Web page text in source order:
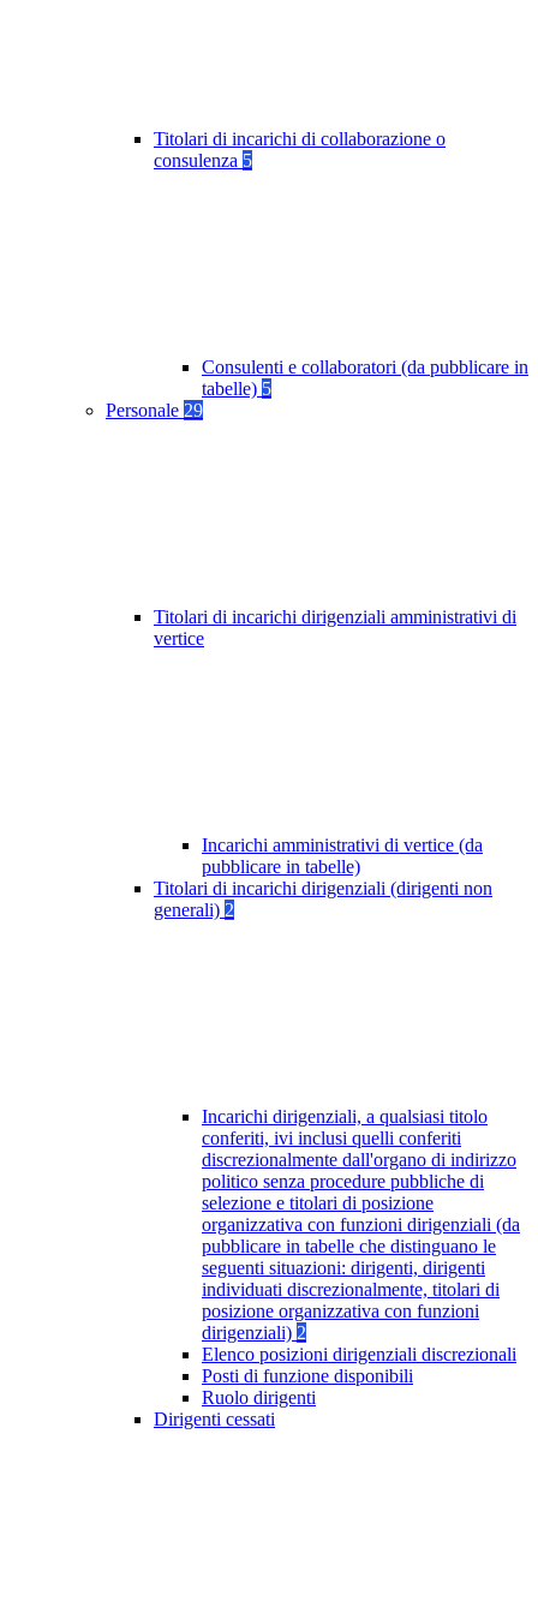
Titolari di incarichi di collaborazione o
consulenza 5
Consulenti e collaboratori (da pubblicare in
tabelle) 5
Personale 29
Titolari di incarichi dirigenziali amministrativi di
vertice
Incarichi amministrativi di vertice (da
pubblicare in tabelle)
Titolari di incarichi dirigenziali (dirigenti non
generali) 2
Incarichi dirigenziali, a qualsiasi titolo
conferiti, ivi inclusi quelli conferiti
discrezionalmente dall'organo di indirizzo
politico senza procedure pubbliche di
selezione e titolari di posizione
organizzativa con funzioni dirigenziali (da
pubblicare in tabelle che distinguano le
seguenti situazioni: dirigenti, dirigenti
individuati discrezionalmente, titolari di
posizione organizzativa con funzioni
dirigenziali) 2
Elenco posizioni dirigenziali discrezionali
Posti di funzione disponibili
Ruolo dirigenti
Dirigenti cessati